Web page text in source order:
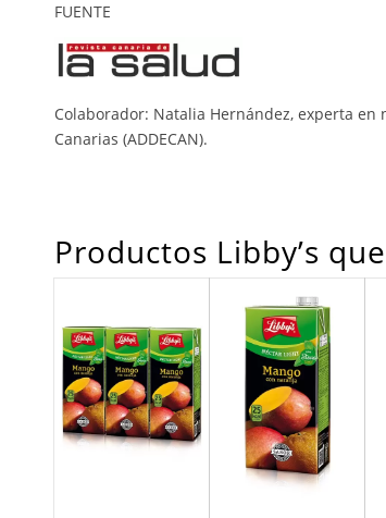
FUENTE
Colaborador: Natalia Hernández, experta
Canarias (ADDECAN).
Productos Libby’s